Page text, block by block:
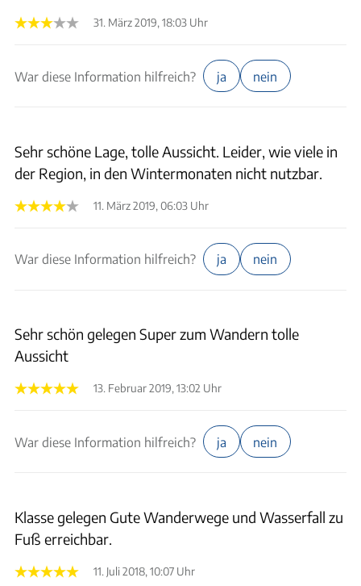
31. März 2019, 18:03 Uhr
War diese Information hilfreich? ja nein
Sehr schöne Lage, tolle Aussicht. Leider, wie viele in
der Region, in den Wintermonaten nicht nutzbar.
11. März 2019, 06:03 Uhr
War diese Information hilfreich? ja nein
Sehr schön gelegen Super zum Wandern tolle
Aussicht
13. Februar 2019, 13:02 Uhr
War diese Information hilfreich? ja nein
Klasse gelegen Gute Wanderwege und Wasserfall zu
Fuß erreichbar.
11. Juli 2018, 10:07 Uhr